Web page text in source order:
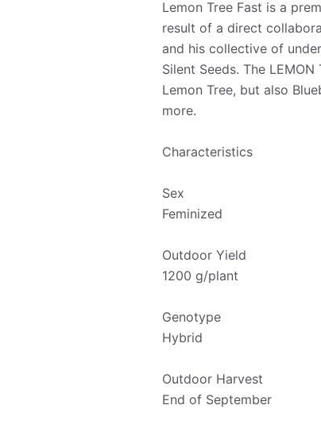
Lemon Tree Fast is a
result of a direct
and his collective of
Silent Seeds. The
Lemon Tree, but also
more.
Characteristics
Sex
Feminized
Outdoor Yield
1200 g/plant
Genotype
Hybrid
Outdoor Harvest
End of September